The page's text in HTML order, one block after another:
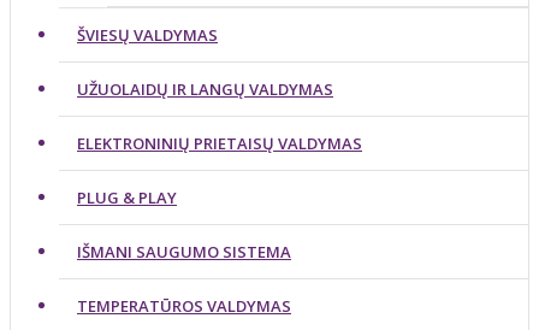
ŠVIESŲ VALDYMAS
UŽUOLAIDŲ IR LANGŲ VALDYMAS
ELEKTRONINIŲ PRIETAISŲ VALDYMAS
PLUG & PLAY
IŠMANI SAUGUMO SISTEMA
TEMPERATŪROS VALDYMAS